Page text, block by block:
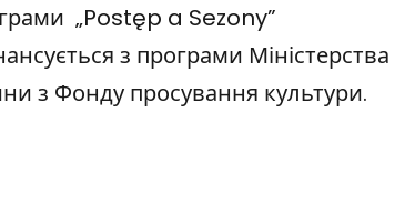
„Postęp a Sezony”
з програми Міністерства
з Фонду просування культури.